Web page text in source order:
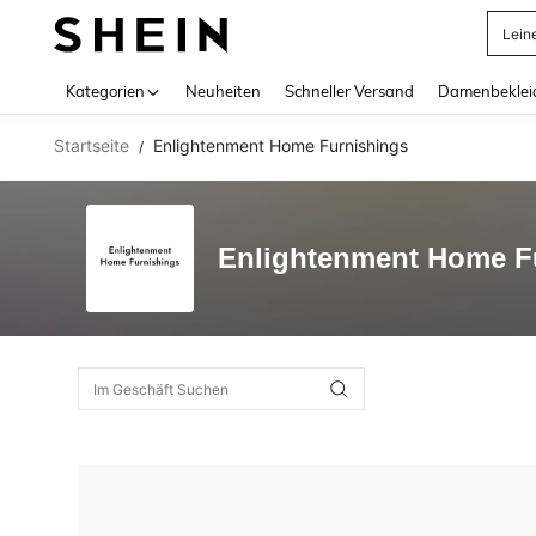
Kategorien Neuheiten Schneller Versand
Startseite / Enlightenment Home Furnishings
Enlightenment Home